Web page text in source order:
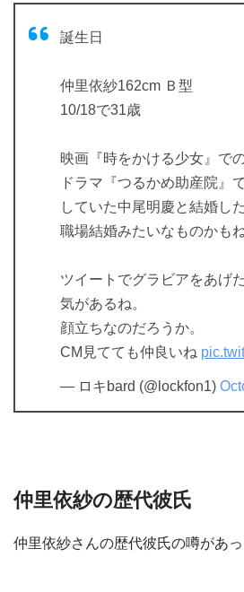
誕生日
仲里依紗162cm Ｂ型
10/18で31歳
映画『時をかける少女』で
ドラマ『つるかめ助産院』
していた中尾明慶と結婚した
職場結婚みたいなものかもね
ツイートでグラビアをあげ
気があるね。
顔立ちなのだろうか。
CM見てても仲良いね
— ロキbard (@lockfon1)
仲里依紗の歴代彼氏
仲里依紗さんの歴代彼氏の噂があ